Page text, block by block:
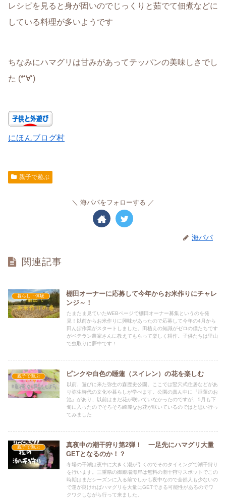
レシピを見ると身が固いのでじっくりと茹でて佃煮などに
している料理が多いようです
ちなみにハマグリは甘みがあってテッパンの美味しさでし
た (*‘∀‘)
にほんブログ村
親子で遊ぶ
海パパをフォローする
海パパ
関連記事
暮らし・体験
棚田オーナーに応募して今年からお米作りにチャレ
ンジ～！
たまたま見ていたWEBページで棚田オーナー募集というのを発
見！以前からお米作りに興味があったので応募して今年の4月から
田んぼ作業がスタートしました。田植えの知識がゼロの僕たちです
がベテラン農家さんに教えてもらって楽しく耕作。子供たちは里山
で虫取りに夢中です！
親子で遊ぶ ピンクや白色の睡蓮（スイレン）の花を楽しむ
以前、遊びに来た弥生の森歴史公園。ここでは竪穴式住居などがあ
り弥生時代の文化や暮らしが学べます。公園の真ん中に『睡蓮のお
池』があり、以前はまだ花が咲いていなかったのですが、5月も下
旬に入ったのでそろそろ綺麗なお花が咲いているのではと思い行っ
てみました
親子で遊ぶ
真夜中の潮干狩り第2弾！ 一足先にハマグリ大量
GETとなるのか！？
冬場の干潮は夜中に大きく潮が引くのでそのタイミングで潮干狩り
を行います。三重県の御殿場海岸は無料の潮干狩りスポットでこの
時期はまだシーズンに入る前でしかも夜中なので全然人も少ないの
で運が良ければハマグリを大量にGETできる可能性があるのでワ
クワクしながら行って来ました。